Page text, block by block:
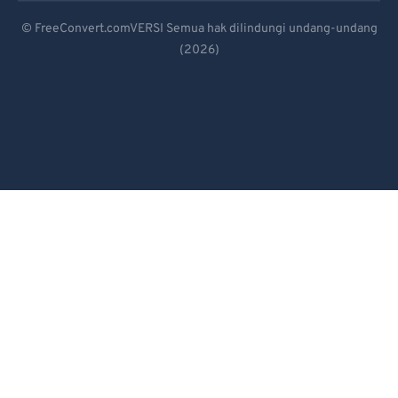
Español
© FreeConvert.comVERSI Semua hak dilindungi undang-undang
(2026)